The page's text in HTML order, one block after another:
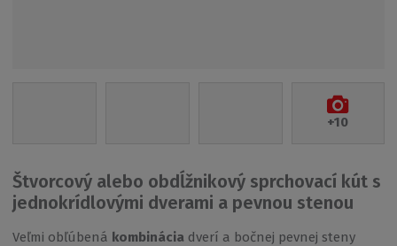
+10
Štvorcový alebo obdĺžnikový sprchovací kút s
jednokrídlovými dverami a pevnou stenou
Veľmi obľúbená kombinácia dverí a bočnej pevnej steny